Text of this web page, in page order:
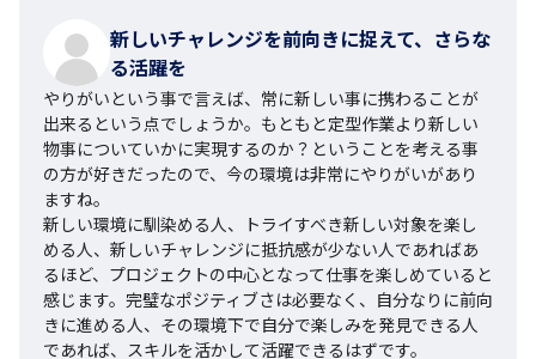
新しいチャレンジを前向きに捉えて、さらな
る活躍を
やりがいという事で言えば、常に新しい事に携わることが
出来るという点でしょうか。もともと定型作業より新しい
物事についていかに実現するのか？ということを考える事
の方が好きだったので、今の環境は非常にやりがいがあり
ますね。
新しい環境に馴染める人、トライすべき新しい対象を楽し
める人、新しいチャレンジに抵抗感が少ない人であればあ
るほど、プロジェクトの中心となって仕事を楽しめていると
感じます。完璧なポジティブさは必要なく、自分なりに前向
きに進める人、その環境下で自分で楽しみを発見できる人
であれば、スキルを活かして活躍できるはずです。